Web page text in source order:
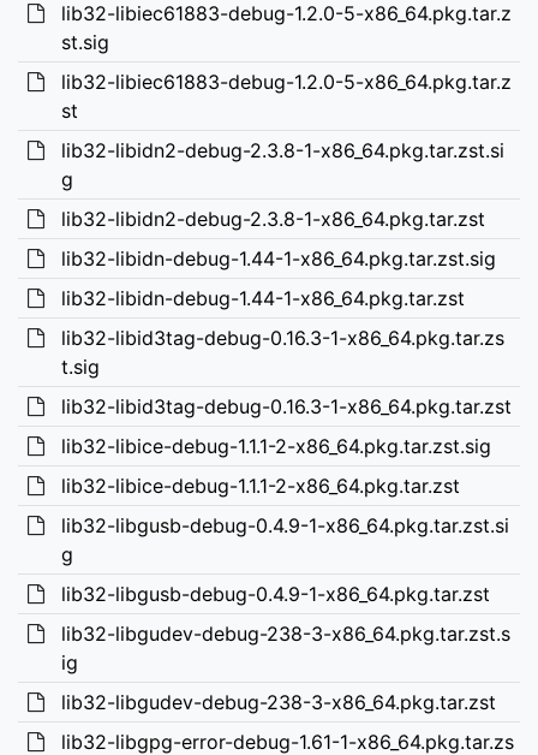
lib32-libiec61883-debug-1.2.0-5-x86_64.pkg.tar.z
st.sig
lib32-libiec61883-debug-1.2.0-5-x86_64.pkg.tar.z
st
lib32-libidn2-debug-2.3.8-1-x86_64.pkg.tar.zst.si
g
lib32-libidn2-debug-2.3.8-1-x86_64.pkg.tar.zst
lib32-libidn-debug-1.44-1-x86_64.pkg.tar.zst.sig
lib32-libidn-debug-1.44-1-x86_64.pkg.tar.zst
lib32-libid3tag-debug-0.16.3-1-x86_64.pkg.tar.zs
t.sig
lib32-libid3tag-debug-0.16.3-1-x86_64.pkg.tar.zst
lib32-libice-debug-1.1.1-2-x86_64.pkg.tar.zst.sig
lib32-libice-debug-1.1.1-2-x86_64.pkg.tar.zst
lib32-libgusb-debug-0.4.9-1-x86_64.pkg.tar.zst.si
g
lib32-libgusb-debug-0.4.9-1-x86_64.pkg.tar.zst
lib32-libgudev-debug-238-3-x86_64.pkg.tar.zst.s
ig
lib32-libgudev-debug-238-3-x86_64.pkg.tar.zst
lib32-libgpg-error-debug-1.61-1-x86_64.pkg.tar.zs